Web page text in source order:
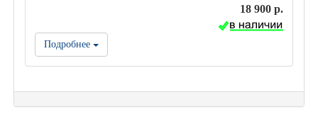
18 900 р.
Подробнее